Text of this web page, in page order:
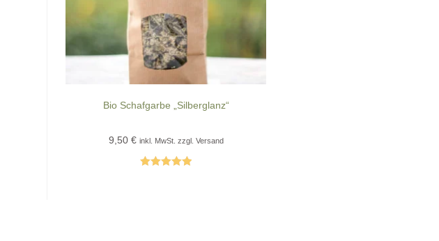
Bio Schafgarbe „Silberglanz“
9,50 € inkl. MwSt. zzgl. Versand